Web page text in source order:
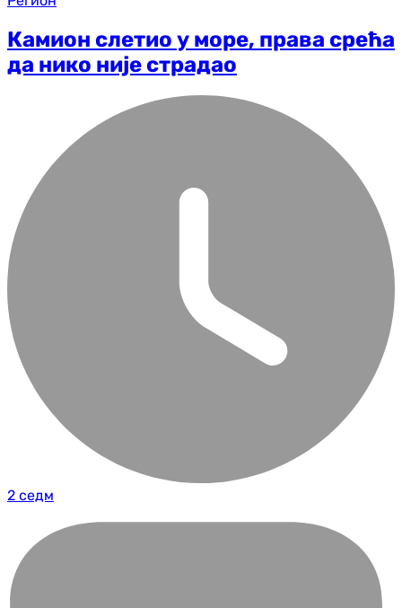
Камион слетио у море, права срећа
да нико није страдао
2 седм